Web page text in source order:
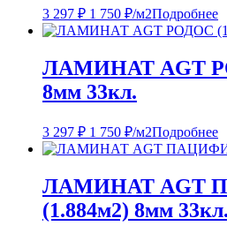
3 297 ₽ 1 750 ₽/м2Подробнее
ЛАМИНАТ AGT
8мм 33кл.
3 297 ₽ 1 750 ₽/м2Подробнее
ЛАМИНАТ AGT
(1.884м2) 8мм 33кл.